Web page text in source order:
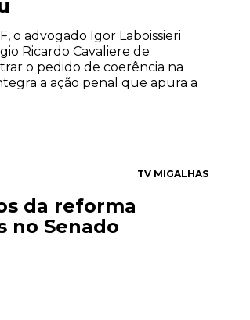
o advogado Igor Laboissieri
Ricardo Cavaliere de
o pedido de coerência na
a ação penal que apura a
TV MIGALHAS
da reforma
no Senado